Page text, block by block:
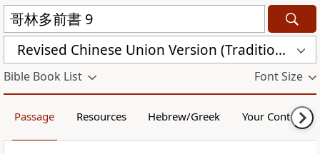
Revised Chinese Union Version (Traditional Script) Shen Edition (RCU17TS)
Bible Book List Font Size
Passage Resources Hebrew/Greek Your Content